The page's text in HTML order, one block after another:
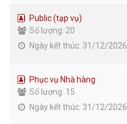
Public (tạp vụ)
Số lượng: 20
Ngày kết thúc: 31/12/2026
Phục vụ Nhà hàng
Số lượng: 15
Ngày kết thúc: 31/12/2026